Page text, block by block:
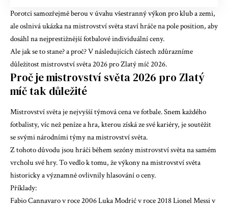
Porotci samozřejmě berou v úvahu všestranný výkon pro klub a zemi,
ale oslnivá ukázka na mistrovství světa staví hráče na pole position, aby
dosáhl na nejprestižnější fotbalové individuální ceny.
Ale jak se to stane? a proč? V následujících částech zdůrazníme
důležitost mistrovství světa 2026 pro Zlatý míč 2026.
Proč je mistrovství světa 2026 pro Zlatý
míč tak důležité
Mistrovství světa je nejvyšší týmová cena ve fotbale. Snem každého
fotbalisty, víc než peníze a hra, kterou získá ze své kariéry, je soutěžit
se svými národními týmy na mistrovství světa.
Z tohoto důvodu jsou hráči během sezóny mistrovství světa na samém
vrcholu své hry. To vedlo k tomu, že výkony na mistrovství světa
historicky a významně ovlivnily hlasování o ceny.
Příklady:
Fabio Cannavaro v roce 2006 Luka Modrić v roce 2018 Lionel Messi v